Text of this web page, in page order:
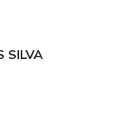
SILVA